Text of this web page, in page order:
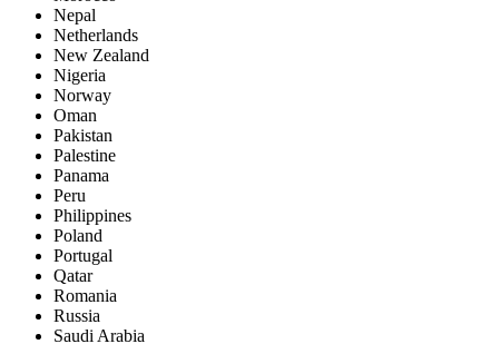
Nepal
Netherlands
New Zealand
Nigeria
Norway
Oman
Pakistan
Palestine
Panama
Peru
Philippines
Poland
Portugal
Qatar
Romania
Russia
Saudi Arabia